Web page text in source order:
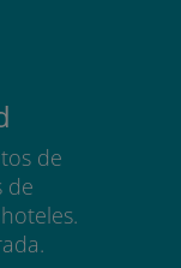
de
de